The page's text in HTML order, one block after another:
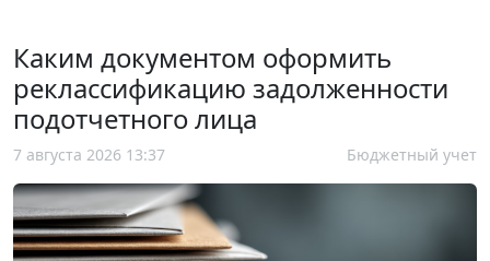
Каким документом оформить
реклассификацию задолженности
подотчетного лица
7 августа 2026 13:37 Бюджетный учет